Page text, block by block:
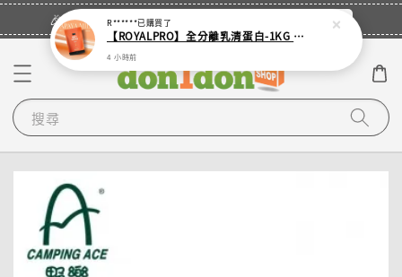
🎉登入會員・領取您的專屬折扣券！ 立即登入
搜尋
R******已購買了
【ROYALPRO】全分離乳清蛋白-1KG -多口味任選｜可加購湯匙
4 小時前